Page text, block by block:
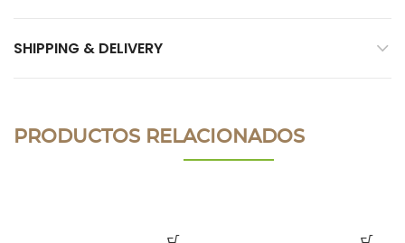
SHIPPING & DELIVERY
PRODUCTOS RELACIONADOS